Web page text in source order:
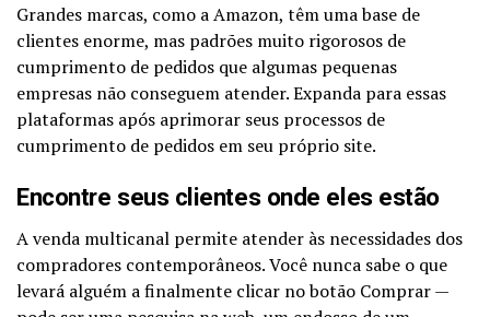
Grandes marcas, como a Amazon, têm uma base de
clientes enorme, mas padrões muito rigorosos de
cumprimento de pedidos que algumas pequenas
empresas não conseguem atender. Expanda para essas
plataformas após aprimorar seus processos de
cumprimento de pedidos em seu próprio site.
Encontre seus clientes onde eles estão
A venda multicanal permite atender às necessidades dos
compradores contemporâneos. Você nunca sabe o que
levará alguém a finalmente clicar no botão Comprar —